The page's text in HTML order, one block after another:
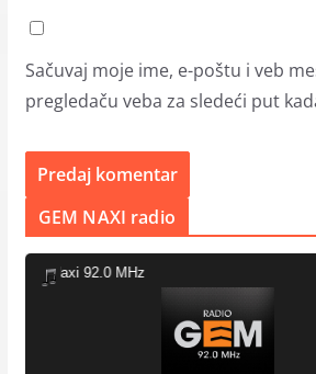
Sačuvaj moje ime, e-poštu i veb
pregledaču veba za sledeći put
GEM NAXI radio